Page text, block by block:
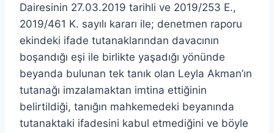
Dairesinin 27.03.2019 tarihli ve 2019/253 E.,
2019/461 K. sayılı kararı ile; denetmen raporu
ekindeki ifade tutanaklarından davacının
boşandığı eşi ile birlikte yaşadığı yönünde
beyanda bulunan tek tanık olan Leyla Akman’ın
tutanağı imzalamaktan imtina ettiğinin
belirtildiği, tanığın mahkemedeki beyanında
tutanaktaki ifadesini kabul etmediğini ve böyle